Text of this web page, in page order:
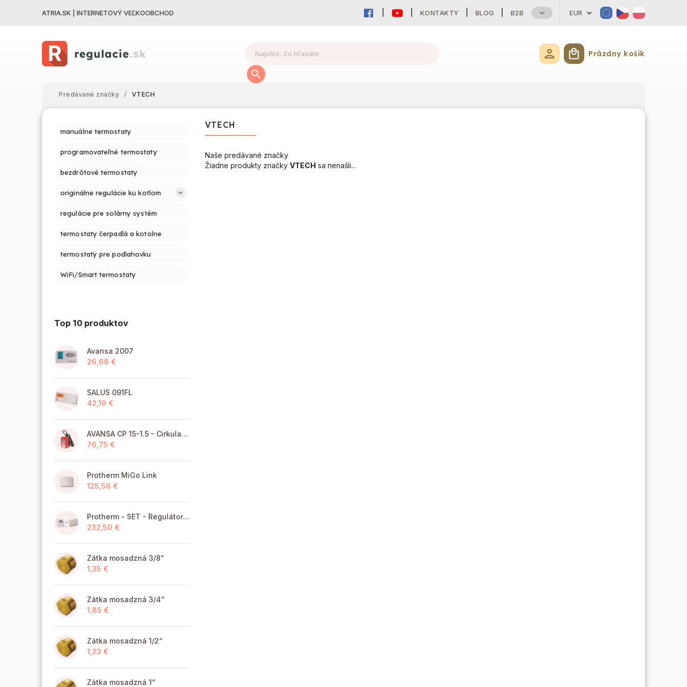
ATRIA.SK | INTERNETOVÝ VEĽKOOBCHOD KONTAKTY BLOG B2B EUR
Nákupný košík
Prázdny košík
Predávané značky / VTECH
manuálne termostaty
programovateľné termostaty
bezdrôtové termostaty
originálne regulácie ku kotlom
regulácie pre solárny systém
termostaty čerpadlá a kotolne
termostaty pre podlahovku
WiFi/Smart termostaty
Top 10 produktov
Avansa 2007
26,68 €
SALUS 091FL
42,19 €
AVANSA CP 15-1.5 - Cirkulačné čerpadlo TÚV pre pitnú vodu
76,75 €
Protherm MiGo Link
125,56 €
Protherm - SET - Regulátor MiGo Select + brána MiGo Link
232,50 €
Zátka mosadzná 3/8“
1,35 €
Zátka mosadzná 3/4“
1,85 €
Zátka mosadzná 1/2“
1,23 €
Zátka mosadzná 1“
VTECH
Naše predávané značky
Žiadne produkty značky VTECH sa nenašli...